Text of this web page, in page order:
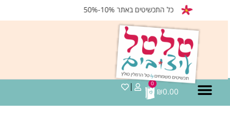
כל התכשיטים באתר 10%-50%
₪0.00
0